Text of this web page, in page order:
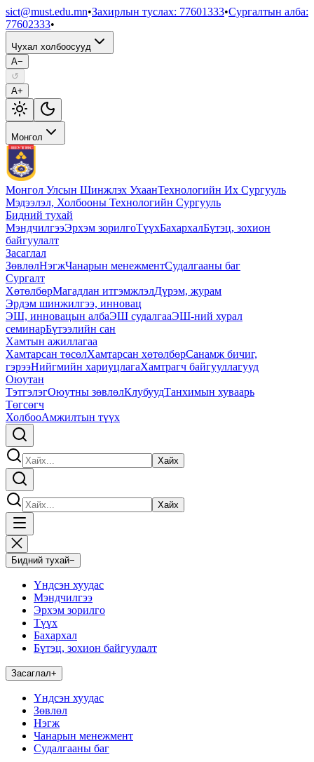
sict@must.edu.mn•Захирлын туслах: 77601333•Сургалтын алба:
77602333•
Чухал холбоосууд
A−
↺
A+
Монгол
Монгол Улсын Шинжлэх УхаанТехнологийн Их Сургууль
Мэдээлэл, Холбооны Технологийн Сургууль
Бидний тухай
МэндчилгээЭрхэм зорилгоТүүхБахархалБүтэц, зохион
байгуулалт
Засаглал
ЗөвлөлНэгжЧанарын менежментСудалгааны баг
Сургалт
ХөтөлбөрМагадлан итгэмжлэлДүрэм, журам
Эрдэм шинжилгээ, инновац
ЭШ, инновацын албаЭШ судалгааЭШ-ний хурал
семинарБүтээлийн сан
Хамтын ажиллагаа
Хамтарсан төсөлХамтарсан хөтөлбөрСанамж бичиг,
гэрээНийгмийн хариуцлагаХамтрагч байгууллагууд
Оюутан
ТэтгэлэгОюутны зөвлөлКлубуудТанхимын хуваарь
Төгсөгч
ХолбооАмжилтын түүх
Хайх
Хайх
Бидний тухай−
Үндсэн хуудас
Мэндчилгээ
Эрхэм зорилго
Түүх
Бахархал
Бүтэц, зохион байгуулалт
Засаглал+
Үндсэн хуудас
Зөвлөл
Нэгж
Чанарын менежмент
Судалгааны баг